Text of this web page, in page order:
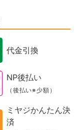
代金引換
NP後払い
（後払い※少額）
ミヤジかんたん決
済